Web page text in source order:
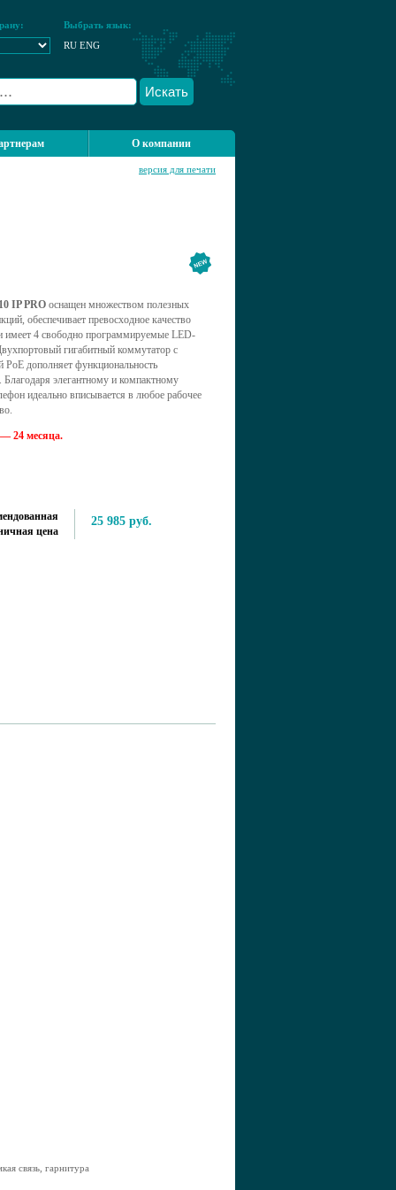
Выбрать язык:
RU ENG
Искать
О компании
версия для печати
IP PRO оснащен множеством полезных
обеспечивает превосходное качество
имеет 4 свободно программируемые LED-
гигабитный коммутатор с
PoE дополняет функциональность
Благодаря элегантному и компактному
идеально вписывается в любое рабочее
24 месяца.
цена
25 985 руб.
связь, гарнитура